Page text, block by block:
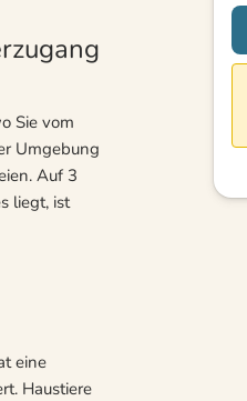
Sie vom
Umgebung
Auf 3
liegt, ist
eine
Haustiere